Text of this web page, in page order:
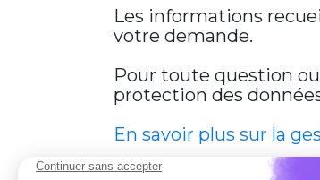
Les informations
votre demande.
Pour toute question
protection des
En savoir plus sur la